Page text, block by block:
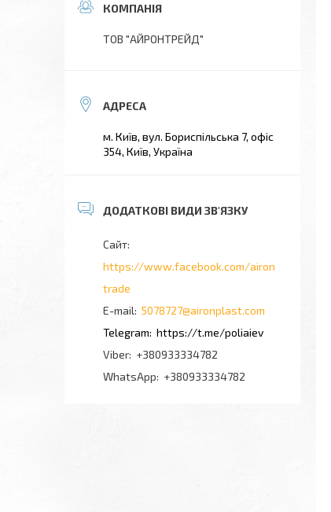
ТОВ "АЙРОНТРЕЙД"
м. Київ, вул. Бориспільська 7, офіс
354, Київ, Україна
https://www.facebook.com/airon
trade
5078727@aironplast.com
https://t.me/poliaiev
+380933334782
+380933334782